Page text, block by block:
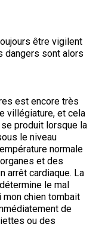
Peru)
être vigilent
dangers sont alors
est encore très
villégiature, et cela
produit lorsque la
le niveau
normale
et des
arrêt cardiaque. La
le mal
mon chien tombait
de
ou des